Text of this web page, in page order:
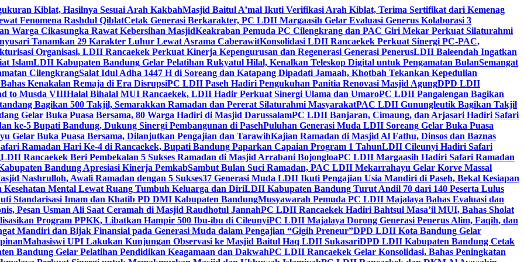
Kiblat, Hasilnya Sesuai Arah KakbahMasjid Baitul A’mal Ikuti Verifikasi Arah Kiblat, Terima Sertifikat dari Kemenag
Fenomena Rashdul QiblatCetak Generasi Berkarakter, PC LDII Margaasih Gelar Evaluasi Generus Kolaborasi 3
Warga Cikasungka Rawat Kebersihan MasjidKeakraban Pemuda PC Cilengkrang dan PAC Giri Mekar Perkuat Silaturahmi
Tanamkan 29 Karakter Luhur Lewat Asrama CaberawitKonsolidasi LDII Rancaekek Perkuat Sinergi PC-PAC,
Organisasi, LDII Rancaekek Perkuat Kinerja Kepengurusan dan Regenerasi Generasi PenerusLDII Baleendah Ingatkan
IslamLDII Kabupaten Bandung Gelar Pelatihan Rukyatul Hilal, Kenalkan Teleskop Digital untuk Pengamatan BulanSemangat
CilengkrangSalat Idul Adha 1447 H di Soreang dan Katapang Dipadati Jamaah, Khotbah Tekankan Kepedulian
Kenakalan Remaja di Era DisrupsiPC LDII Paseh Hadiri Pengukuhan Panitia Renovasi Masjid AgungDPD LDII
to Musda VIIIHalal Bihalal MUI Rancaekek, LDII Hadir Perkuat Sinergi Ulama dan UmaroPC LDII Pangalengan Bagikan
Bagikan 500 Takjil, Semarakkan Ramadan dan Pererat Silaturahmi MasyarakatPAC LDII Gunungleutik Bagikan Takjil
Gelar Buka Puasa Bersama, 80 Warga Hadiri di Masjid DarussalamPC LDII Banjaran, Cimaung, dan Arjasari Hadiri Safari
ke-5 Bupati Bandung, Dukung Sinergi Pembangunan di PasehPuluhan Generasi Muda LDII Soreang Gelar Buka Puasa
Gelar Buka Puasa Bersama, Dilanjutkan Pengajian dan TarawihKajian Ramadan di Masjid Al Fathu, Dinsos dan Baznas
Ramadan Hari Ke-4 di Rancaekek, Bupati Bandung Paparkan Capaian Program 1 TahunLDII Cileunyi Hadiri Safari
LDII Rancaekek Beri Pembekalan 5 Sukses Ramadan di Masjid Arrabani BojongloaPC LDII Margaasih Hadiri Safari Ramadan
Bandung Apresiasi Kinerja PemkabSambut Bulan Suci Ramadan, PAC LDII Mekarrahayu Gelar Korve Massal
Nashrulloh, Awali Ramadan dengan 5 Sukses37 Generasi Muda LDII Ikuti Pengajian Usia Mandiri di Paseh, Bekal Kesiapan
Mental Lewat Ruang Tumbuh Keluarga dan DiriLDII Kabupaten Bandung Turut Andil 70 dari 140 Peserta Lulus
Standarisasi Imam dan Khatib PD DMI Kabupaten BandungMusyawarah Pemuda PC LDII Majalaya Bahas Evaluasi dan
Pesan Usman Ali Saat Ceramah di Masjid Raudhotul JannahPC LDII Rancaekek Hadiri Bahtsul Masa’il MUI, Bahas Sholat
Program PPKK, Libatkan Hampir 500 Ibu-ibu di CileunyiPC LDII Majalaya Dorong Generasi Penerus Alim, Faqih, dan
Mandiri dan Bijak Finansial pada Generasi Muda dalam Pengajian “Gigih Preneur”DPD LDII Kota Bandung Gelar
Mahasiswi UPI Lakukan Kunjungan Observasi ke Masjid Baitul Haq LDII SukasariDPD LDII Kabupaten Bandung Cetak
Bandung Gelar Pelatihan Pendidikan Keagamaan dan DakwahPC LDII Rancaekek Gelar Konsolidasi, Bahas Peningkatan